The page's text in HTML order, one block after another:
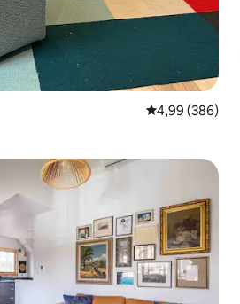
4,99 av 5 i
4,99 (386)